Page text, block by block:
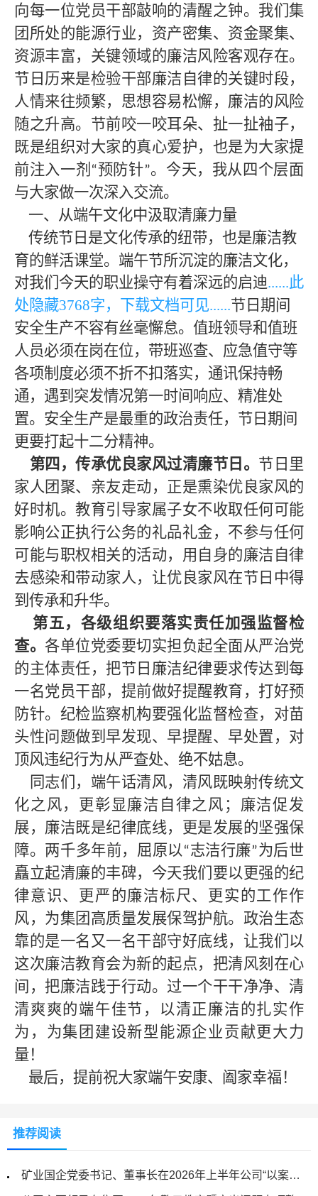
向每一位党员干部敲响的清醒之钟。我们集
团所处的能源行业，资产密集、资金聚集、
资源丰富，关键领域的廉洁风险客观存在。
节日历来是检验干部廉洁自律的关键时段，
人情来往频繁，思想容易松懈，廉洁的风险
随之升高。节前咬一咬耳朵、扯一扯袖子，
既是组织对大家的真心爱护，也是为大家提
前注入一剂 “预防针”。今天，我从四个层面
与大家做一次深入交流。
一、从端午文化中汲取清廉力量
传统节日是文化传承的纽带，也是廉洁教
育的鲜活课堂。端午节所沉淀的廉洁文化，
对我们今天的职业操守有着深远的启迪......此
处隐藏3768字，下载文档可见......节日期间
安全生产不容有丝毫懈怠。值班领导和值班
人员必须在岗在位，带班巡查、应急值守等
各项制度必须不折不扣落实，通讯保持畅
通，遇到突发情况第一时间响应、精准处
置。安全生产是最重的政治责任，节日期间
更要打起十二分精神。
第四，传承优良家风过清廉节日。 节日里
家人团聚、亲友走动，正是熏染优良家风的
好时机。教育引导家属子女不收取任何可能
影响公正执行公务的礼品礼金，不参与任何
可能与职权相关的活动，用自身的廉洁自律
去感染和带动家人，让优良家风在节日中得
到传承和升华。
第五，各级组织要落实责任加强监督检
查。 各单位党委要切实担负起全面从严治党
的主体责任，把节日廉洁纪律要求传达到每
一名党员干部，提前做好提醒教育，打好预
防针。纪检监察机构要强化监督检查，对苗
头性问题做到早发现、早提醒、早处置，对
顶风违纪行为从严查处、绝不姑息。
同志们，端午话清风，清风既映射传统文
化之风，更彰显廉洁自律之风；廉洁促发
展，廉洁既是纪律底线，更是发展的坚强保
障。两千多年前，屈原以“志洁行廉”为后世
矗立起清廉的丰碑，今天我们要以更强的纪
律意识、更严的廉洁标尺、更实的工作作
风，为集团高质量发展保驾护航。政治生态
靠的是一名又一名干部守好底线，让我们以
这次廉洁教育会为新的起点，把清风刻在心
间，把廉洁践于行动。过一个干干净净、清
清爽爽的端午佳节，以清正廉洁的扎实作
为，为集团建设新型能源企业贡献更大力
量！
最后，提前祝大家端午安康、阖家幸福！
推荐阅读
矿业国企党委书记、董事长在2026年上半年公司“以案促改”警示教育大会上的讲话